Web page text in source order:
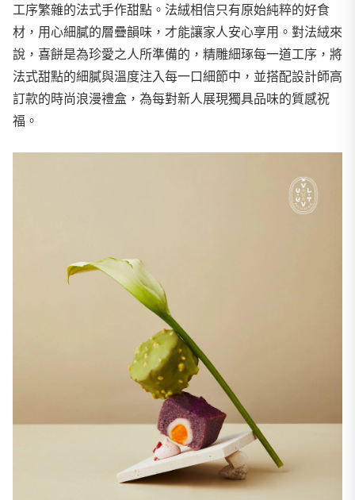
工序繁雜的法式手作甜點。法絨相信只有原始純粹的好食
材，用心細膩的層疊韻味，才能讓家人安心享用。對法絨來
說，喜餅是為珍愛之人所準備的，精雕細琢每一道工序，將
法式甜點的細膩與溫度注入每一口細節中，並搭配設計師高
訂款的時尚浪漫禮盒，為每對新人展現獨具品味的質感祝
福。